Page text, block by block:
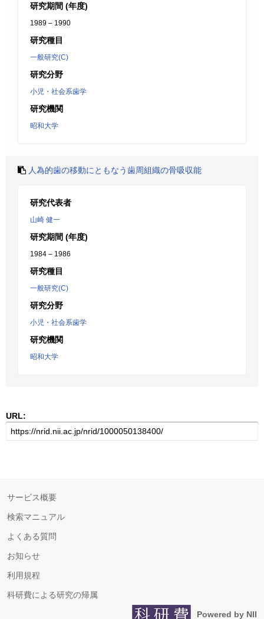
研究期間 (年度)
1989 – 1990
研究種目
一般研究(C)
研究分野
小児・社会系歯学
研究機関
昭和大学
人為的歯の移動にともなう歯周組織の骨吸収能
研究代表者
山崎 健一
研究期間 (年度)
1984 – 1986
研究種目
一般研究(C)
研究分野
小児・社会系歯学
研究機関
昭和大学
URL:
サービス概要
検索マニュアル
よくある質問
お知らせ
利用規程
科研費による研究の帰属
Powered by NII